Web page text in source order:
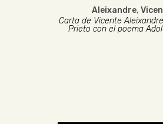
Aleixandre,
Carta de Vicente
Prieto con el poema